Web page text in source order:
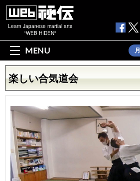
Learn Japanese martial arts
"WEB HIDEN"
MENU
楽しい合気道会